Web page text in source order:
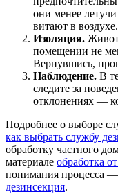
они менее
витают в
Изоляция.
помещении не
Вернувшись,
Наблюдение. В
следите за
отклонениях —
Подробнее о выборе
как выбрать службу
обработку частного
материале обработка
понимания процесса —
дезинсекция.